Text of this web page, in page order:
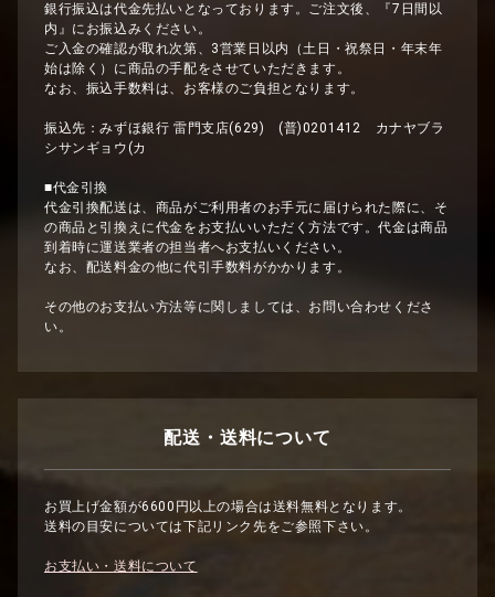
銀行振込は代金先払いとなっております。ご注文後、『7日間以
内』にお振込みください。
ご入金の確認が取れ次第、3営業日以内（土日・祝祭日・年末年
始は除く）に商品の手配をさせていただきます。
なお、振込手数料は、お客様のご負担となります。
振込先：みずほ銀行 雷門支店(629) (普)0201412 カナヤブラ
シサンギョウ(カ
■代金引換
代金引換配送は、商品がご利用者のお手元に届けられた際に、そ
の商品と引換えに代金をお支払いいただく方法です。代金は商品
到着時に運送業者の担当者へお支払いください。
なお、配送料金の他に代引手数料がかかります。
その他のお支払い方法等に関しましては、お問い合わせくださ
い。
配送・送料について
お買上げ金額が6600円以上の場合は送料無料となります。
送料の目安については下記リンク先をご参照下さい。
お支払い・送料について